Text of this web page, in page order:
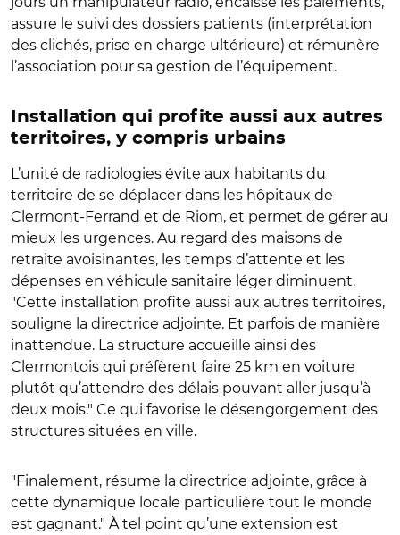
assure le suivi des dossiers patients (interprétation
des clichés, prise en charge ultérieure) et rémunère
l’association pour sa gestion de l’équipement.
Installation qui profite aussi aux autres
territoires, y compris urbains
L’unité de radiologies évite aux habitants du
territoire de se déplacer dans les hôpitaux de
Clermont-Ferrand et de Riom, et permet de gérer au
mieux les urgences. Au regard des maisons de
retraite avoisinantes, les temps d’attente et les
dépenses en véhicule sanitaire léger diminuent.
"Cette installation profite aussi aux autres territoires,
souligne la directrice adjointe. Et parfois de manière
inattendue. La structure accueille ainsi des
Clermontois qui préfèrent faire 25 km en voiture
plutôt qu’attendre des délais pouvant aller jusqu’à
deux mois." Ce qui favorise le désengorgement des
structures situées en ville.
"Finalement, résume la directrice adjointe, grâce à
cette dynamique locale particulière tout le monde
est gagnant." À tel point qu’une extension est